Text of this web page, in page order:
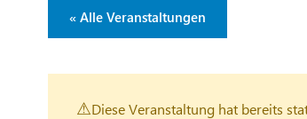
« Alle Veranstaltungen
Diese Veranstaltung hat bereits